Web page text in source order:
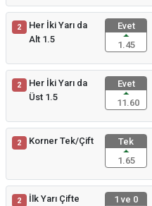
2
Her İki Yarı da
Alt 1.5
Evet
1.45
2
Her İki Yarı da
Üst 1.5
Evet
11.60
2 Korner Tek/Çift
Tek
1.65
2
İlk Yarı Çifte
1 ve 0